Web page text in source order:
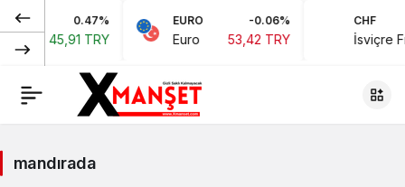
0.47%
45,91 TRY
EURO -0.06%
Euro 53,42 TRY
CHF
İsviçre
mandırada